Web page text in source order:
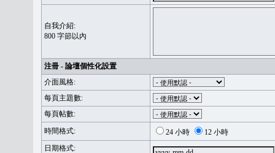
自我介紹:
800 字節以內
注冊 - 論壇個性化設置
介面風格:
每頁主題數:
每頁帖數:
時間格式:
24 小時
12 小時
日期格式: